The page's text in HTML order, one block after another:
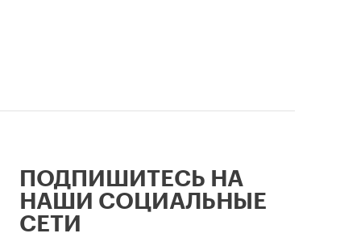
ПОДПИШИТЕСЬ НА
НАШИ СОЦИАЛЬНЫЕ
СЕТИ